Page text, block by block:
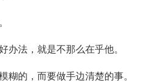
办法，就是不那么在乎他。
糊的，而要做手边清楚的事。